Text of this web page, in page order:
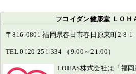
フコイダン健康堂 ＬＯＨ
〒816-0801 福岡県春日市春日原東町2-8-1
TEL 0120-251-334 （9:00～21:00）
LOHAS株式会社は「福